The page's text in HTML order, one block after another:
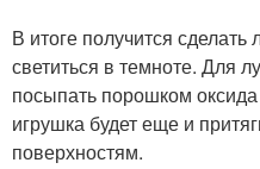
В итоге получится сделать
светиться в темноте. Для
посыпать порошком
игрушка будет еще и
поверхностям.